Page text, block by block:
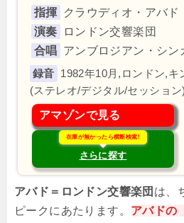
指揮
クラウディオ・アバド
演奏
ロンドン交響楽団
合唱 アンブロジアン・シン
1982年10月,ロンドン,キ
(ステレオ/デジタル/セッション)
アマゾンで見る
在庫が無かったら横断検索!
さらに探す
アバド＝ロンドン交響楽団 は、
ピークにあたります。 アバドの